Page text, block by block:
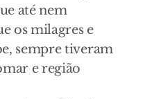
até nem
os milagres e
sempre tiveram
e região